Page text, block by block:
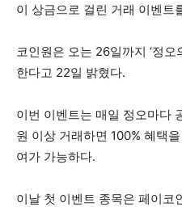
이 상금으로 걸린 거래 이벤트
코인원은 오는 26일까지 ‘정오
한다고 22일 밝혔다.
이번 이벤트는 매일 정오마다
원 이상 거래하면 100% 혜택
여가 가능하다.
이날 첫 이벤트 종목은 페이코